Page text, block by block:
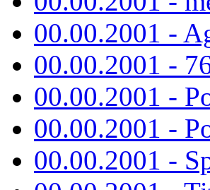
00.00.2001 -
00.00.2001 -
00.00.2001 -
00.00.2001 -
00.00.2001 -